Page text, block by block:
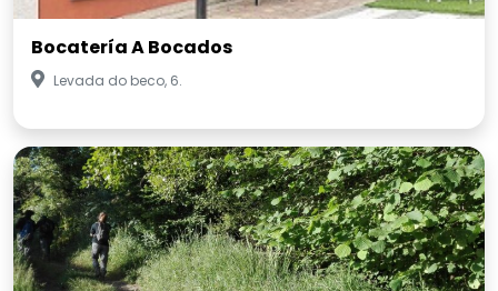
Bocatería A Bocados
Levada do beco, 6.